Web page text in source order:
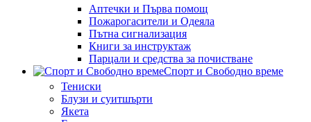
Аптечки и Първа помощ
Пожарогасители и Одеяла
Пътна сигнализация
Книги за инструктаж
Парцали и средства за почистване
Спорт и Свободно време
Тениски
Блузи и суитшърти
Якета